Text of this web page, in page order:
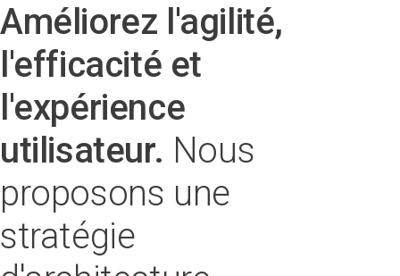
Améliorez l'agilité,
l'efficacité et
l'expérience
utilisateur. Nous
proposons une
stratégie